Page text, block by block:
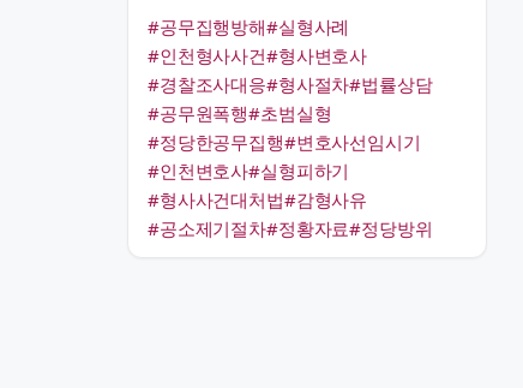
#공무집행방해#실형사례
#인천형사사건#형사변호사
#경찰조사대응#형사절차#법률상담
#공무원폭행#초범실형
#정당한공무집행#변호사선임시기
#인천변호사#실형피하기
#형사사건대처법#감형사유
#공소제기절차#정황자료#정당방위